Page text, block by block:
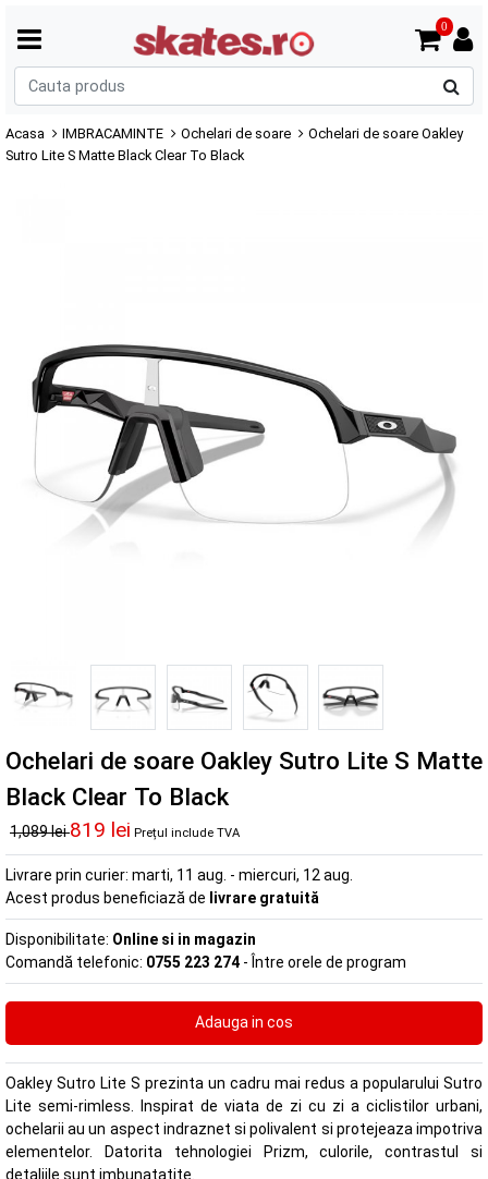
0
Acasa IMBRACAMINTE Ochelari de soare
Ochelari de soare Oakley
Sutro Lite S Matte Black Clear To Black
Ochelari de soare Oakley Sutro Lite S Matte
Black Clear To Black
1,089 lei819 lei Prețul include TVA
Livrare prin curier: marti, 11 aug. - miercuri, 12 aug.
Acest produs beneficiază de livrare gratuită
Disponibilitate: Online si in magazin
Comandă telefonic: 0755 223 274 - Între orele de program
Oakley Sutro Lite S prezinta un cadru mai redus a popularului Sutro
Lite semi-rimless. Inspirat de viata de zi cu zi a ciclistilor urbani,
ochelarii au un aspect indraznet si polivalent si protejeaza impotriva
elementelor. Datorita tehnologiei Prizm, culorile, contrastul si
detaliile sunt imbunatatite.